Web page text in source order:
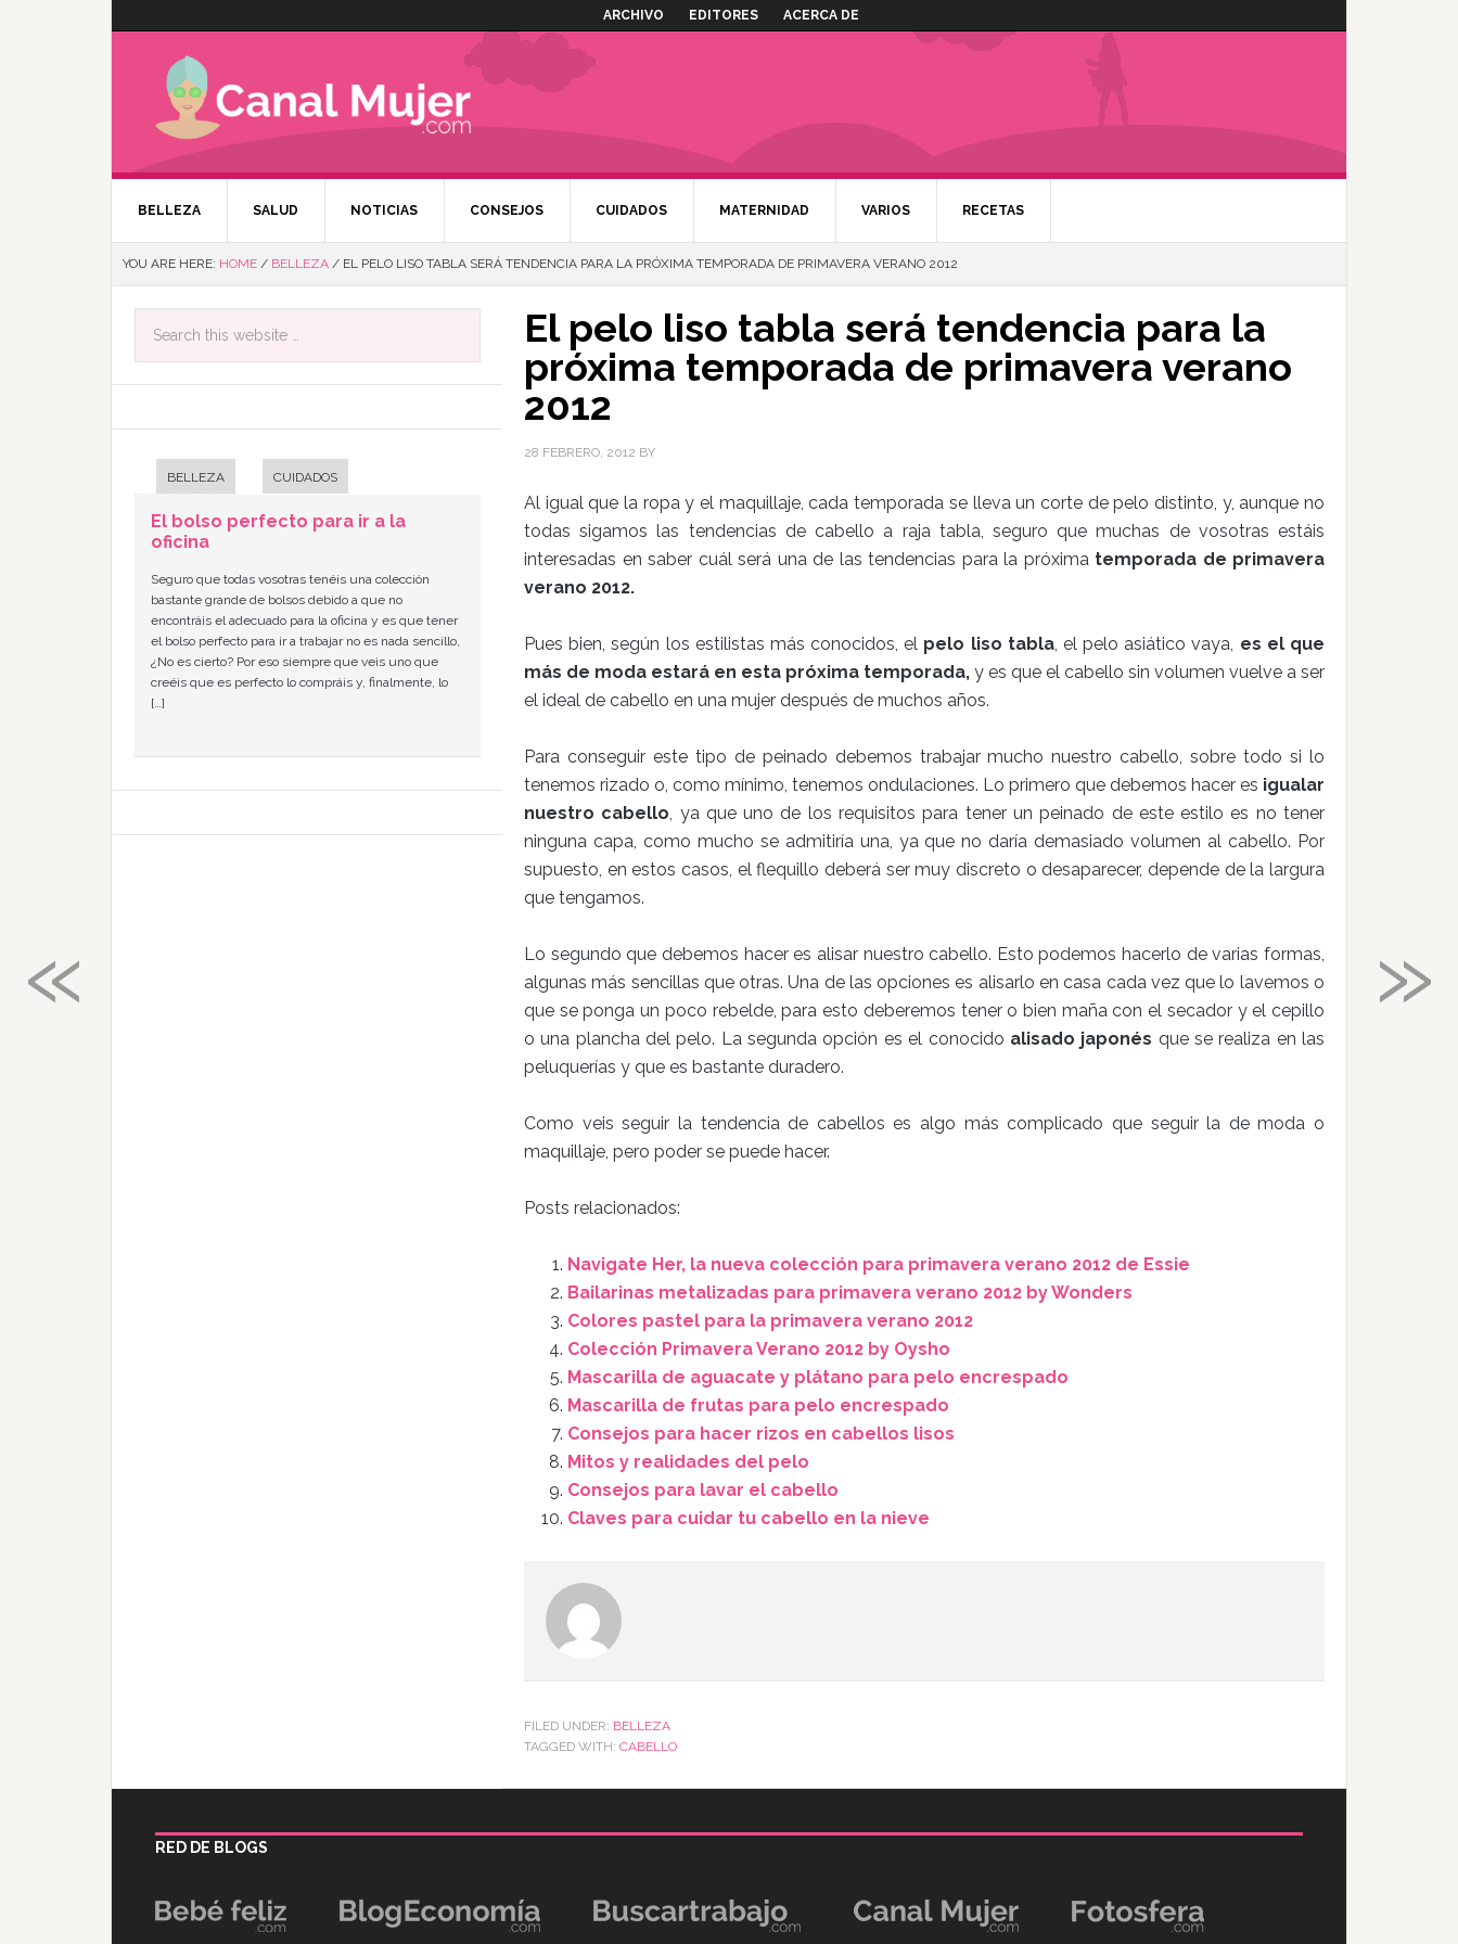
ARCHIVO EDITORES ACERCA DE
BELLEZA SALUD NOTICIAS CONSEJOS CUIDADOS MATERNIDAD VARIOS RECETAS
YOU ARE HERE: HOME / BELLEZA / EL PELO LISO TABLA SERÁ TENDENCIA PARA LA PRÓXIMA TEMPORADA DE PRIMAVERA VERANO 2012
El pelo liso tabla será tendencia para la
próxima temporada de primavera verano
2012
28 FEBRERO, 2012 BY
Al igual que la ropa y el maquillaje, cada temporada se lleva un corte de pelo distinto, y, aunque no
todas sigamos las tendencias de cabello a raja tabla, seguro que muchas de vosotras estáis
interesadas en saber cuál será una de las tendencias para la próxima temporada de primavera
verano 2012.
Pues bien, según los estilistas más conocidos, el pelo liso tabla, el pelo asiático vaya, es el que
más de moda estará en esta próxima temporada, y es que el cabello sin volumen vuelve a ser
el ideal de cabello en una mujer después de muchos años.
Para conseguir este tipo de peinado debemos trabajar mucho nuestro cabello, sobre todo si lo
tenemos rizado o, como mínimo, tenemos ondulaciones. Lo primero que debemos hacer es igualar
nuestro cabello, ya que uno de los requisitos para tener un peinado de este estilo es no tener
ninguna capa, como mucho se admitiría una, ya que no daría demasiado volumen al cabello. Por
supuesto, en estos casos, el flequillo deberá ser muy discreto o desaparecer, depende de la largura
que tengamos.
Lo segundo que debemos hacer es alisar nuestro cabello. Esto podemos hacerlo de varias formas,
algunas más sencillas que otras. Una de las opciones es alisarlo en casa cada vez que lo lavemos o
que se ponga un poco rebelde, para esto deberemos tener o bien maña con el secador y el cepillo
o una plancha del pelo. La segunda opción es el conocido alisado japonés que se realiza en las
peluquerías y que es bastante duradero.
Como veis seguir la tendencia de cabellos es algo más complicado que seguir la de moda o
maquillaje, pero poder se puede hacer.
Posts relacionados:
Navigate Her, la nueva colección para primavera verano 2012 de Essie
Bailarinas metalizadas para primavera verano 2012 by Wonders
Colores pastel para la primavera verano 2012
Colección Primavera Verano 2012 by Oysho
Mascarilla de aguacate y plátano para pelo encrespado
Mascarilla de frutas para pelo encrespado
Consejos para hacer rizos en cabellos lisos
Mitos y realidades del pelo
Consejos para lavar el cabello
Claves para cuidar tu cabello en la nieve
FILED UNDER: BELLEZA
TAGGED WITH: CABELLO
BELLEZA CUIDADOS
El bolso perfecto para ir a la
oficina
Seguro que todas vosotras tenéis una colección
bastante grande de bolsos debido a que no
encontráis el adecuado para la oficina y es que tener
el bolso perfecto para ir a trabajar no es nada sencillo,
¿No es cierto? Por eso siempre que veis uno que
creéis que es perfecto lo compráis y, finalmente, lo
[…]
RED DE BLOGS
»
«